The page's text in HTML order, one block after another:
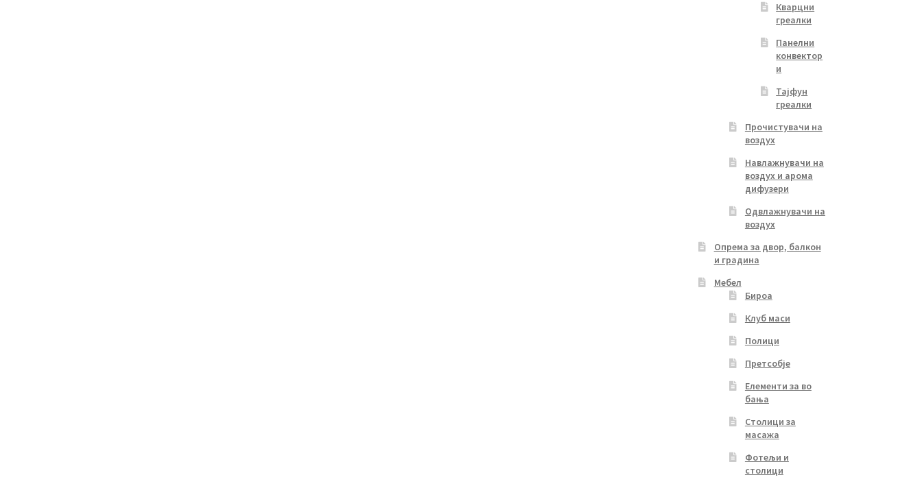
Кварцни
греалки
Панелни
конвектор
и
Тајфун
греалки
Прочистувачи на
воздух
Навлажнувачи на
воздух и арома
дифузери
Одвлажнувачи на
воздух
Опрема за двор, балкон
и градина
Мебел
Бироа
Клуб маси
Полици
Претсобје
Елементи за во
бања
Столици за
масажа
Фотељи и
столици